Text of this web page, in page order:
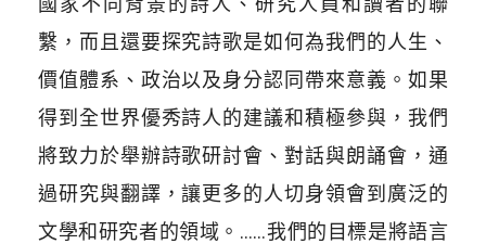
繫，而且還要探究詩歌是如何為我們的人生、
價值體系、政治以及身分認同帶來意義。如果
得到全世界優秀詩人的建議和積極參與，我們
將致力於舉辦詩歌研討會、對話與朗誦會，通
過研究與翻譯，讓更多的人切身領會到廣泛的
文學和研究者的領域。……我們的目標是將語言